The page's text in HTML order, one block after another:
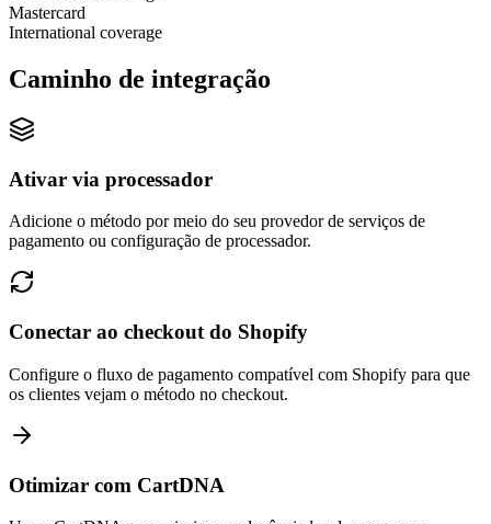
Mastercard
International coverage
Caminho de integração
Ativar via processador
Adicione o método por meio do seu provedor de serviços de
pagamento ou configuração de processador.
Conectar ao checkout do Shopify
Configure o fluxo de pagamento compatível com Shopify para que
os clientes vejam o método no checkout.
Otimizar com CartDNA